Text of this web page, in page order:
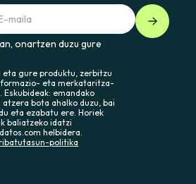
onartzen duzu gure
gure produktu, zerbitzu
eta merkataritza-
emandako
bota ahalko duzu, bai
eta ezabatu ere. Horiek
baliatzeko idatzi
helbidera.
politika